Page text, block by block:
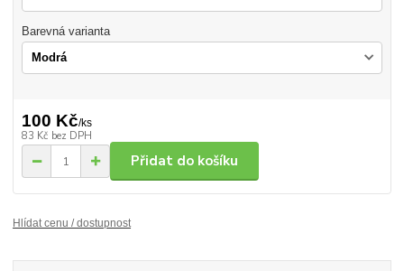
Barevná varianta
100 Kč/ks
83 Kč bez DPH
Přidat do košíku
Hlídat cenu / dostupnost